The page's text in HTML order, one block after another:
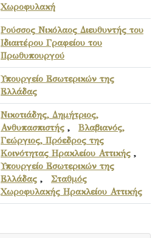
Χωροφυλακή
Ρούσσος Νικόλαος Διευθυντής του
Ιδιαιτέρου Γραφείου του
Πρωθυπουργού
Υπουργείο Εσωτερικών της
Ελλάδας
Νικοτιάδης, Δημήτριος,
Ανθυπασπιστής , Βλαβιανός,
Γεώργιος, Πρόεδρος της
Κοινότητας Ηρακλείου Αττικής ,
Υπουργείο Εσωτερικών της
Ελλάδας , Σταθμός
Χωροφυλακής Ηρακλείου Αττικής